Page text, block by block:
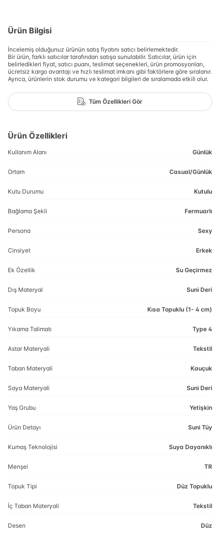
Ürün Bilgisi
İncelemiş olduğunuz ürünün satış fiyatını satıcı belirlemektedir.
Bir ürün, farklı satıcılar tarafından satışa sunulabilir. Satıcılar, ürün için
belirledikleri fiyat, satıcı puanı, teslimat seçenekleri, ürün promosyonları,
ücretsiz kargo avantajı ve hızlı teslimat imkanı gibi faktörlere göre sıralanır.
Ayrıca, ürünlerin stok durumu ve kategori bilgileri de sıralamada etkili olur.
Tüm Özellikleri Gör
Ürün Özellikleri
Kullanım Alanı Günlük
Ortam Casual/Günlük
Kutu Durumu Kutulu
Bağlama Şekli Fermuarlı
Persona Sexy
Cinsiyet Erkek
Ek Özellik Su Geçirmez
Dış Materyal Suni Deri
Topuk Boyu Kısa Topuklu (1- 4 cm)
Yıkama Talimatı Type 4
Astar Materyali Tekstil
Taban Materyali Kauçuk
Saya Materyali Suni Deri
Yaş Grubu Yetişkin
Ürün Detayı Suni Tüy
Kumaş Teknolojisi Suya Dayanıklı
Menşei TR
Topuk Tipi Düz Topuklu
İç Taban Materyali Tekstil
Desen Düz